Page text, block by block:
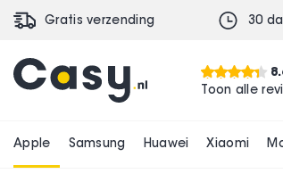
Gratis verzending 30
Toon alle
Apple Samsung Huawei Xiaomi